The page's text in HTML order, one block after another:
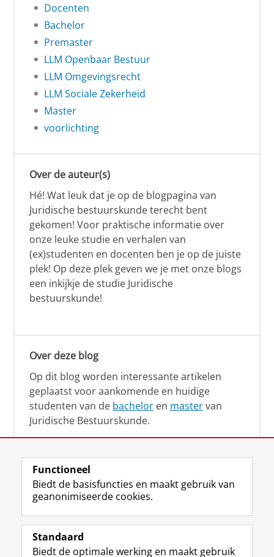
Docenten
Bachelor
Premaster
LLM Openbaar Bestuur
LLM Omgevingsrecht
LLM Sociale Zekerheid
Master
voorlichting
Over de auteur(s)
Hé! Wat leuk dat je op de blogpagina van
Juridische bestuurskunde terecht bent
gekomen! Voor praktische informatie over
onze leuke studie en verhalen van
(ex)studenten en docenten ben je op de juiste
plek! Op deze plek geven we je met onze blogs
een inkijkje de studie Juridische
bestuurskunde!
Over deze blog
Op dit blog worden interessante artikelen
geplaatst voor aankomende en huidige
studenten van de bachelor en mastervan
Juridische Bestuurskunde.
Volg de RUG
F
a
e
L
i
k
R
S
-
I
n
t
Y
o
T
Functioneel
Biedt de basisfuncties en maakt gebruik van
geanonimiseerde cookies.
Standaard
Biedt de optimale werking en maakt gebruik